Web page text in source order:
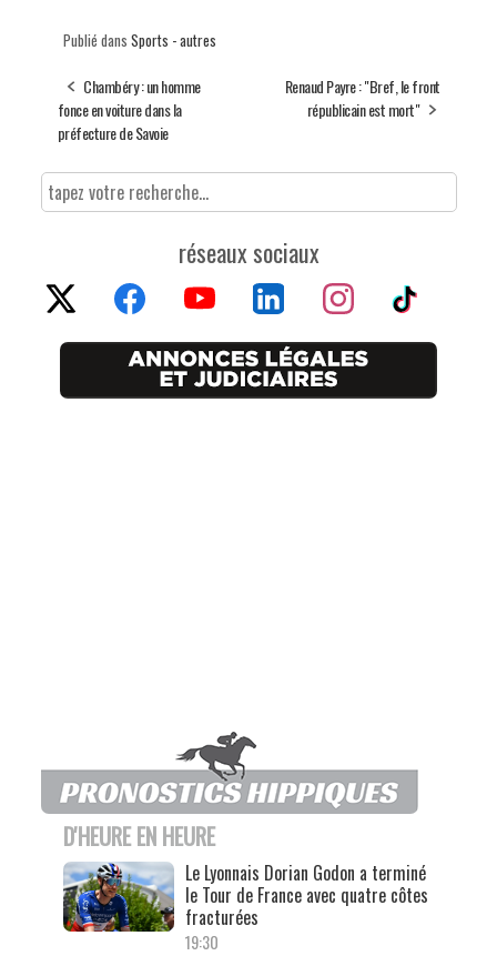
Publié dans Sports - autres
Chambéry : un homme
fonce en voiture dans la
préfecture de Savoie
Renaud Payre : "Bref, le front
républicain est mort"
réseaux sociaux
D'HEURE EN HEURE
Le Lyonnais Dorian Godon a terminé
le Tour de France avec quatre côtes
fracturées
19:30